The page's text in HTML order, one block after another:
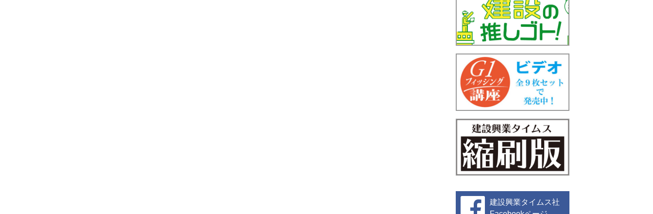
建設興業タイムス社